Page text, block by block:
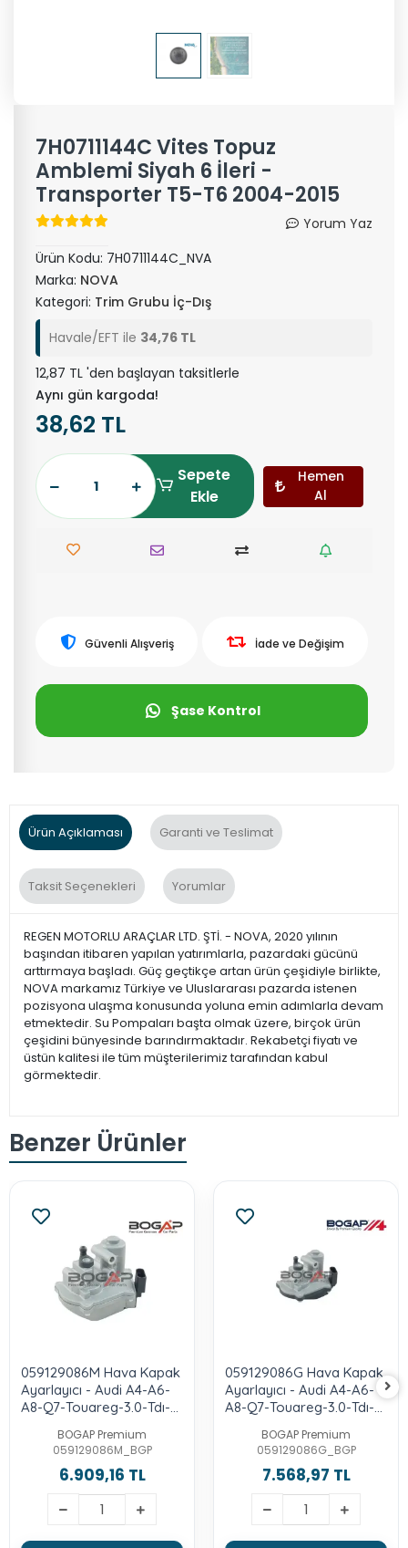
7H0711144C Vites Topuz
Amblemi Siyah 6 İleri -
Transporter T5-T6 2004-2015
Yorum Yaz
Ürün Kodu: 7H0711144C_NVA
Marka: NOVA
Kategori: Trim Grubu İç-Dış
Havale/EFT ile 34,76 TL
12,87 TL 'den başlayan taksitlerle
Aynı gün kargoda!
38,62 TL
Sepete
Ekle
Hemen
Al
Güvenli Alışveriş İade ve Değişim
Şase Kontrol
Ürün Açıklaması Garanti ve Teslimat
Taksit Seçenekleri Yorumlar
REGEN MOTORLU ARAÇLAR LTD. ŞTİ. - NOVA, 2020 yılının
başından itibaren yapılan yatırımlarla, pazardaki gücünü
arttırmaya başladı. Güç geçtikçe artan ürün çeşidiyle birlikte,
NOVA markamız Türkiye ve Uluslararası pazarda istenen
pozisyona ulaşma konusunda yoluna emin adımlarla devam
etmektedir. Su Pompaları başta olmak üzere, birçok ürün
çeşidini bünyesinde barındırmaktadır. Rekabetçi fiyatı ve
üstün kalitesi ile tüm müşterilerimiz tarafından kabul
görmektedir.
Benzer Ürünler
059129086M Hava Kapak
Ayarlayıcı - Audi A4-A6-
A8-Q7-Touareg-3.0-Tdı-
BOGAP Premium
059129086M_BGP
6.909,16 TL
059129086G Hava Kapak
Ayarlayıcı - Audi A4-A6-
A8-Q7-Touareg-3.0-Tdı-
BOGAP Premium
059129086G_BGP
7.568,97 TL